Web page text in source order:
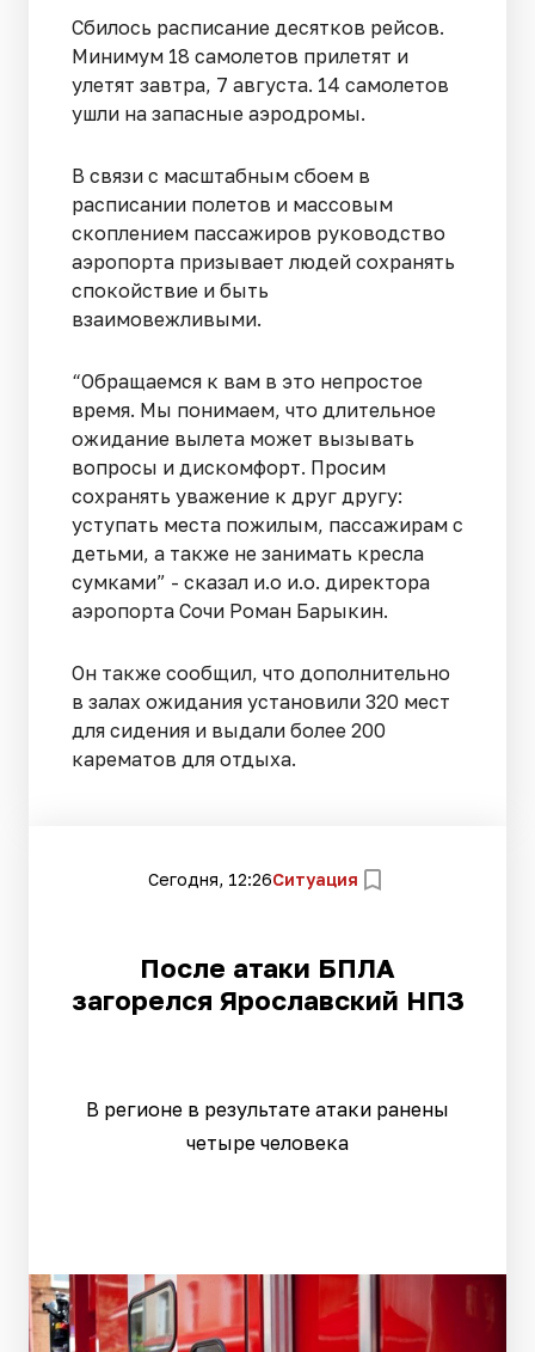
Сбилось расписание десятков рейсов.
Минимум 18 самолетов прилетят и
улетят завтра, 7 августа. 14 самолетов
ушли на запасные аэродромы.
В связи с масштабным сбоем в
расписании полетов и массовым
скоплением пассажиров руководство
аэропорта призывает людей сохранять
спокойствие и быть
взаимовежливыми.
“Обращаемся к вам в это непростое
время. Мы понимаем, что длительное
ожидание вылета может вызывать
вопросы и дискомфорт. Просим
сохранять уважение к друг другу:
уступать места пожилым, пассажирам с
детьми, а также не занимать кресла
сумками” - сказал и.о и.о. директора
аэропорта Сочи Роман Барыкин.
Он также сообщил, что дополнительно
в залах ожидания установили 320 мест
для сидения и выдали более 200
карематов для отдыха.
Сегодня, 12:26Ситуация
После атаки БПЛА
загорелся Ярославский НПЗ
В регионе в результате атаки ранены
четыре человека